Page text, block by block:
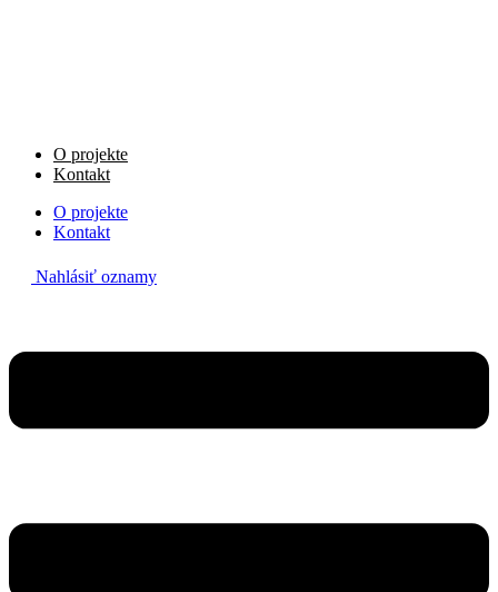
O projekte
Kontakt
O projekte
Kontakt
Nahlásiť oznamy